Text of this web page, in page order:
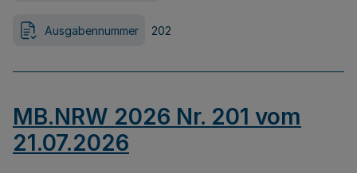
Ausgabennummer 202
MB.NRW 2026 Nr. 201 vom
21.07.2026